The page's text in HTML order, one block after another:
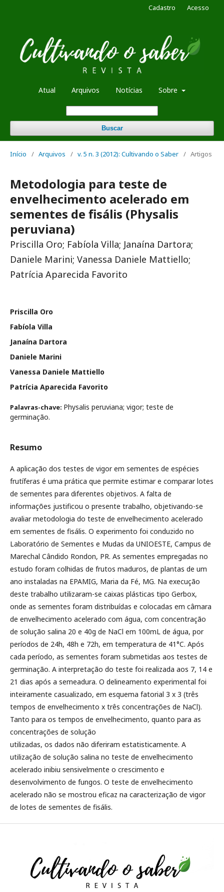
Atual Arquivos Notícias Sobre
Buscar
Cadastro Acesso
Início / Arquivos / v. 5 n. 3 (2012): Cultivando o Saber / Artigos
Metodologia para teste de
envelhecimento acelerado em
sementes de fisális (Physalis
peruviana)
Priscilla Oro; Fabíola Villa; Janaína Dartora;
Daniele Marini; Vanessa Daniele Mattiello;
Patrícia Aparecida Favorito
Priscilla Oro
Fabíola Villa
Janaína Dartora
Daniele Marini
Vanessa Daniele Mattiello
Patrícia Aparecida Favorito
Palavras-chave: Physalis peruviana; vigor; teste de
germinação.
Resumo
A aplicação dos testes de vigor em sementes de espécies
frutíferas é uma prática que permite estimar e comparar lotes
de sementes para diferentes objetivos. A falta de
informações justificou o presente trabalho, objetivando-se
avaliar metodologia do teste de envelhecimento acelerado
em sementes de fisális. O experimento foi conduzido no
Laboratório de Sementes e Mudas da UNIOESTE, Campus de
Marechal Cândido Rondon, PR. As sementes empregadas no
estudo foram colhidas de frutos maduros, de plantas de um
ano instaladas na EPAMIG, Maria da Fé, MG. Na execução
deste trabalho utilizaram-se caixas plásticas tipo Gerbox,
onde as sementes foram distribuídas e colocadas em câmara
de envelhecimento acelerado com água, com concentração
de solução salina 20 e 40g de NaCl em 100mL de água, por
períodos de 24h, 48h e 72h, em temperatura de 41°C. Após
cada período, as sementes foram submetidas aos testes de
germinação. A interpretação do teste foi realizada aos 7, 14 e
21 dias após a semeadura. O delineamento experimental foi
inteiramente casualizado, em esquema fatorial 3 x 3 (três
tempos de envelhecimento x três concentrações de NaCl).
Tanto para os tempos de envelhecimento, quanto para as
concentrações de solução
utilizadas, os dados não diferiram estatisticamente. A
utilização de solução salina no teste de envelhecimento
acelerado inibiu sensivelmente o crescimento e
desenvolvimento de fungos. O teste de envelhecimento
acelerado não se mostrou eficaz na caracterização de vigor
de lotes de sementes de fisális.